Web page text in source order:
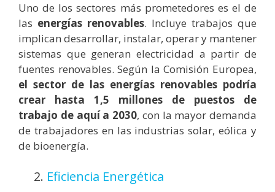
Uno de los sectores más prometedores es el de
las energías renovables. Incluye trabajos que
implican desarrollar, instalar, operar y mantener
sistemas que generan electricidad a partir de
fuentes renovables. Según la Comisión Europea,
el sector de las energías renovables podría
crear hasta 1,5 millones de puestos de
trabajo de aquí a 2030, con la mayor demanda
de trabajadores en las industrias solar, eólica y
de bioenergía.
2. Eficiencia Energética